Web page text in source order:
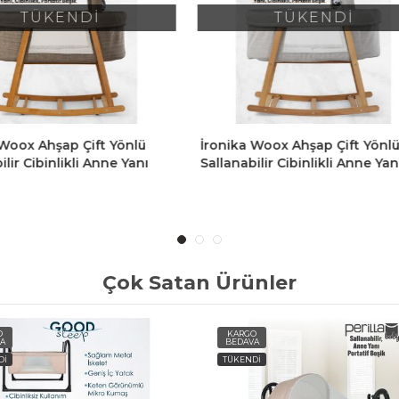
TÜKENDİ
Woox Ahşap Çift Yönlü
Cibinlikli Anne Yanı
TÜKENDİ
İronika Good Sleep Portatif
Sallanır Anne Yanı Cibinlikli
Çok Satan Ürünler
KARGO
BEDAVA
TÜKENDİ